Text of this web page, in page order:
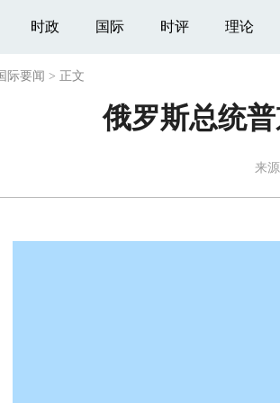
时政 国际 时评 理论
际要闻 > 正文
俄罗斯总统
来源